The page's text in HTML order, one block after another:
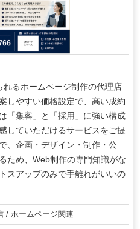
るホームページ制作の代理店
しやすい価格設定で、高い成約
「集客」と「採用」に強い構成
していただけるサービスをご提
、企画・デザイン・制作・公
ため、Web制作の専門知識がな
スアップのみで手離れがいいの
/ ホームページ関連